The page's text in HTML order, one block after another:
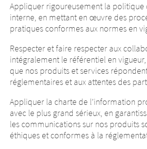
Appliquer rigoureusement la politique
interne, en mettant en œuvre des
pratiques conformes aux normes en
Respecter et faire respecter aux
intégralement le référentiel en
que nos produits et services
réglementaires et aux attentes des
Appliquer la charte de l’information
avec le plus grand sérieux, en
les communications sur nos produits
éthiques et conformes à la